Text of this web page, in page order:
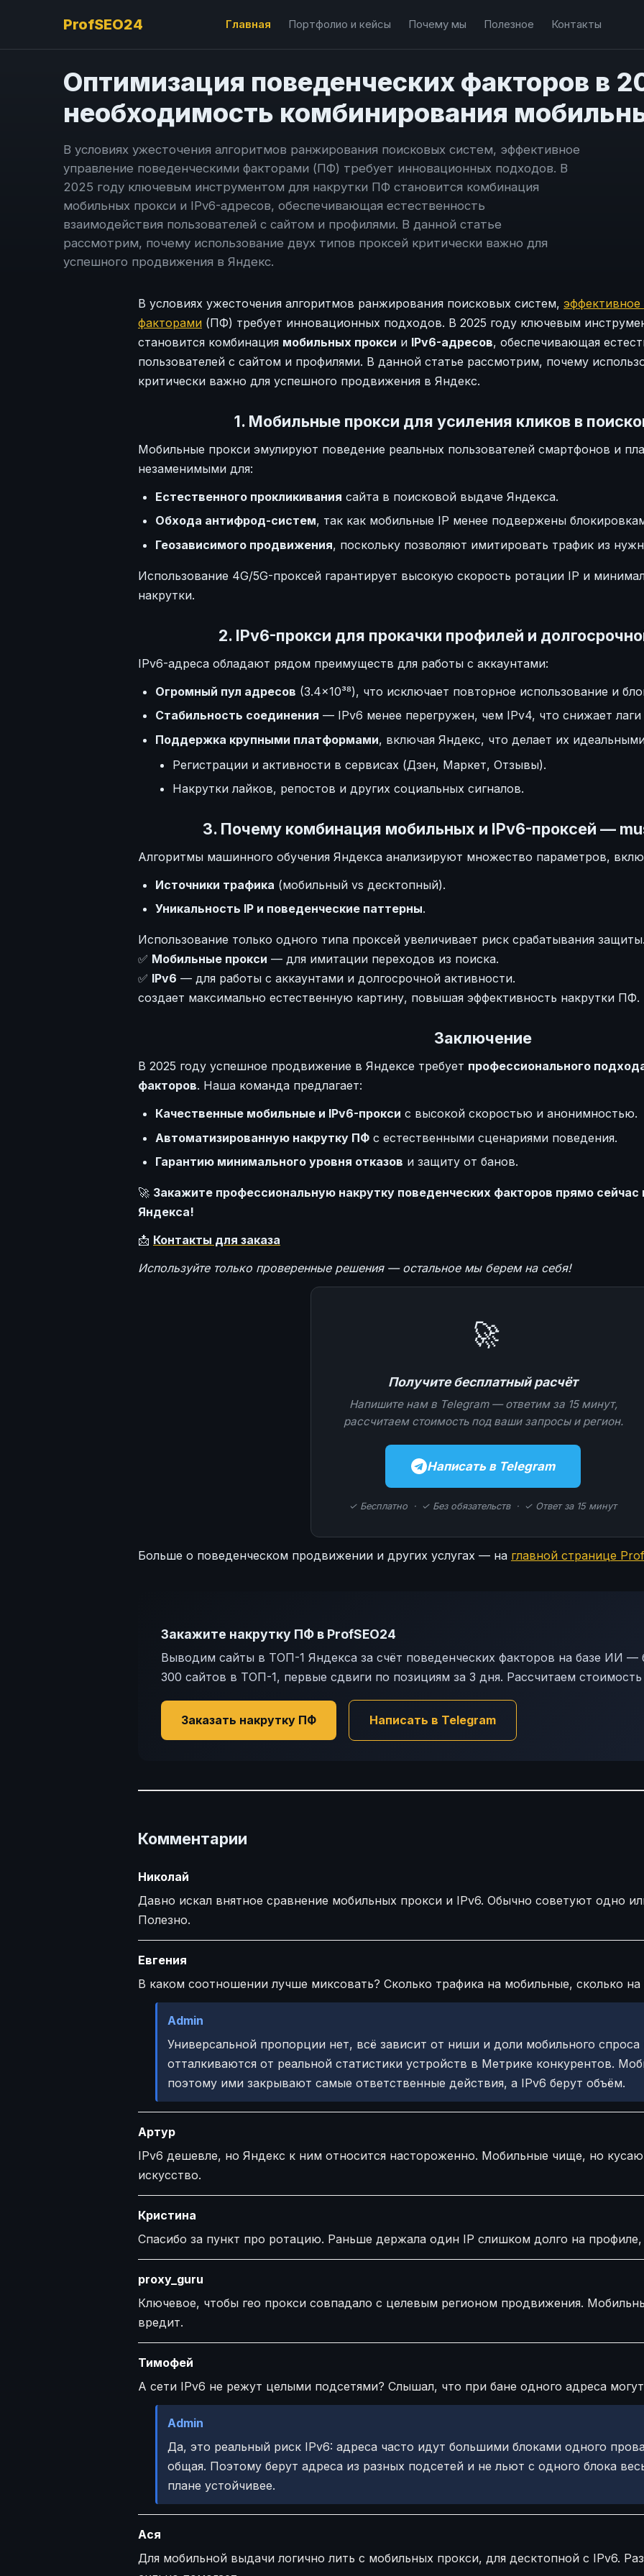
ProfSEO24 Главная Портфолио и кейсы Почему мы Полезное Контакты
Оптимизация поведенческих факторов в
необходимость комбинирования
В условиях ужесточения алгоритмов ранжирования поисковых систем, эффективное
управление поведенческими факторами (ПФ) требует инновационных подходов. В
2025 году ключевым инструментом для накрутки ПФ становится комбинация
мобильных прокси и IPv6-адресов, обеспечивающая естественность
взаимодействия пользователей с сайтом и профилями. В данной статье
рассмотрим, почему использование двух типов проксей критически важно для
успешного продвижения в Яндекс.
В условиях ужесточения алгоритмов ранжирования поисковых систем,
факторами (ПФ) требует инновационных подходов. В 2025 году ключевым
становится комбинация мобильных прокси и IPv6-адресов, обеспечивающая
пользователей с сайтом и профилями. В данной статье рассмотрим, почему
критически важно для успешного продвижения в Яндекс.
1. Мобильные прокси для усиления кликов в
Мобильные прокси эмулируют поведение реальных пользователей смартфонов и
незаменимыми для:
Естественного прокликивания сайта в поисковой выдаче Яндекса.
Обхода антифрод-систем, так как мобильные IP менее подвержены
Геозависимого продвижения, поскольку позволяют имитировать трафик из
Использование 4G/5G-проксей гарантирует высокую скорость ротации IP и
накрутки.
2. IPv6-прокси для прокачки профилей и
IPv6-адреса обладают рядом преимуществ для работы с аккаунтами:
Огромный пул адресов (3.4×10³⁸), что исключает повторное использование и
Стабильность соединения — IPv6 менее перегружен, чем IPv4, что снижает лаги
Поддержка крупными платформами, включая Яндекс, что делает их
Регистрации и активности в сервисах (Дзен, Маркет, Отзывы).
Накрутки лайков, репостов и других социальных сигналов.
3. Почему комбинация мобильных и IPv6-проксей —
Алгоритмы машинного обучения Яндекса анализируют множество параметров,
Источники трафика (мобильный vs десктопный).
Уникальность IP и поведенческие паттерны.
Использование только одного типа проксей увеличивает риск срабатывания
✅ Мобильные прокси — для имитации переходов из поиска.
✅ IPv6 — для работы с аккаунтами и долгосрочной активности.
создает максимально естественную картину, повышая эффективность накрутки ПФ.
Заключение
В 2025 году успешное продвижение в Яндексе требует профессионального
факторов. Наша команда предлагает:
Качественные мобильные и IPv6-прокси с высокой скоростью и анонимностью.
Автоматизированную накрутку ПФ с естественными сценариями поведения.
Гарантию минимального уровня отказов и защиту от банов.
🚀 Закажите профессиональную накрутку поведенческих факторов прямо
Яндекса!
📩 Контакты для заказа
Используйте только проверенные решения — остальное мы берем на себя!
🚀
Получите бесплатный расчёт
Напишите нам в Telegram — ответим за 15 минут,
рассчитаем стоимость под ваши запросы и регион.
Написать в Telegram
✓ Бесплатно · ✓ Без обязательств · ✓ Ответ за 15 минут
Больше о поведенческом продвижении и других услугах — на главной странице
Закажите накрутку ПФ в ProfSEO24
Выводим сайты в ТОП-1 Яндекса за счёт поведенческих факторов на базе ИИ —
300 сайтов в ТОП-1, первые сдвиги по позициям за 3 дня. Рассчитаем
Заказать накрутку ПФ Написать в Telegram
Комментарии
Николай
Давно искал внятное сравнение мобильных прокси и IPv6. Обычно советуют одно
Полезно.
Евгения
В каком соотношении лучше миксовать? Сколько трафика на мобильные, сколько на
Admin
Универсальной пропорции нет, всё зависит от ниши и доли мобильного
отталкиваются от реальной статистики устройств в Метрике конкурентов.
поэтому ими закрывают самые ответственные действия, а IPv6 берут объём.
Артур
IPv6 дешевле, но Яндекс к ним относится настороженно. Мобильные чище, но
искусство.
Кристина
Спасибо за пункт про ротацию. Раньше держала один IP слишком долго на
proxy_guru
Ключевое, чтобы гео прокси совпадало с целевым регионом продвижения.
вредит.
Тимофей
А сети IPv6 не режут целыми подсетями? Слышал, что при бане одного адреса
Admin
Да, это реальный риск IPv6: адреса часто идут большими блоками одного
общая. Поэтому берут адреса из разных подсетей и не льют с одного блока
плане устойчивее.
Ася
Для мобильной выдачи логично лить с мобильных прокси, для десктопной с IPv6.